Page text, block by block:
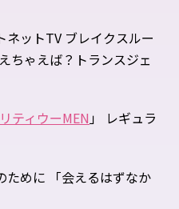
ネットTV ブレイクスルー
ゃえば？トランスジェ
ティウーMEN」​ レギュラ
めに 「会えるはずなか